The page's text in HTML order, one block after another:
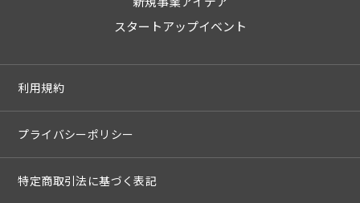
スタートアップイベント
利用規約
プライバシーポリシー
特定商取引法に基づく表記